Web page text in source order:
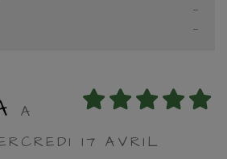
-
-
A
17 AVRIL